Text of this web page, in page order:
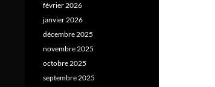
février 2026
janvier 2026
décembre 2025
novembre 2025
octobre 2025
septembre 2025